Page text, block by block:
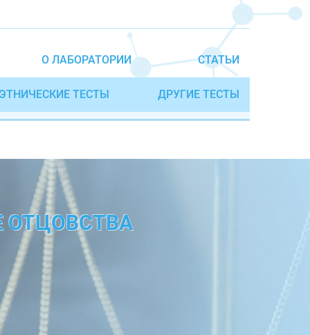
О ЛАБОРАТОРИИ СТАТЬИ
ТЕСТЫ ДРУГИЕ ТЕСТЫ
ОТЦОВСТВА